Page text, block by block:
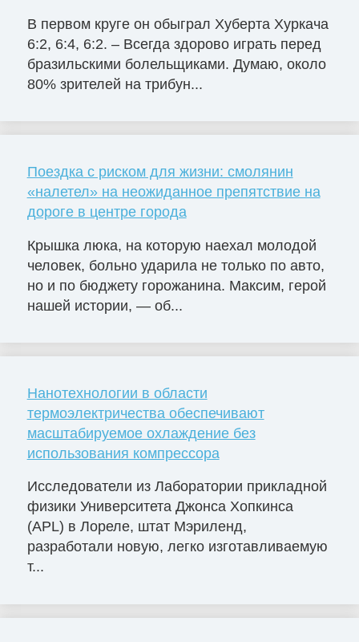
В первом круге он обыграл Хуберта Хуркача
6:2, 6:4, 6:2. – Всегда здорово играть перед
бразильскими болельщиками. Думаю, около
80% зрителей на трибун...
Поездка с риском для жизни: смолянин
«налетел» на неожиданное препятствие на
дороге в центре города
Крышка люка, на которую наехал молодой
человек, больно ударила не только по авто,
но и по бюджету горожанина. Максим, герой
нашей истории, — об...
Нанотехнологии в области
термоэлектричества обеспечивают
масштабируемое охлаждение без
использования компрессора
Исследователи из Лаборатории прикладной
физики Университета Джонса Хопкинса
(APL) в Лореле, штат Мэриленд,
разработали новую, легко изготавливаемую
т...